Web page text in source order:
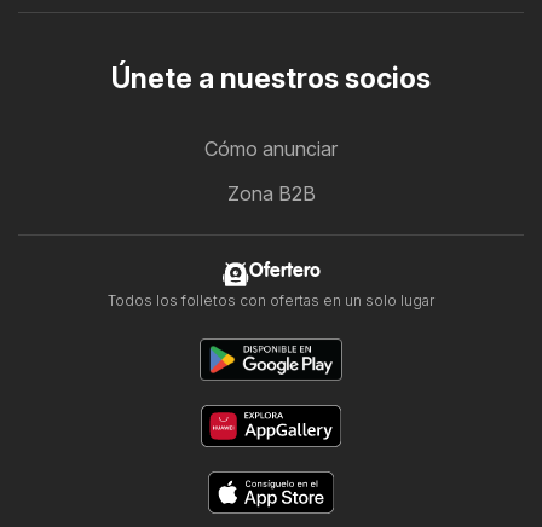
Únete a nuestros socios
Cómo anunciar
Zona B2B
Ofertero
Todos los folletos con ofertas en un solo lugar